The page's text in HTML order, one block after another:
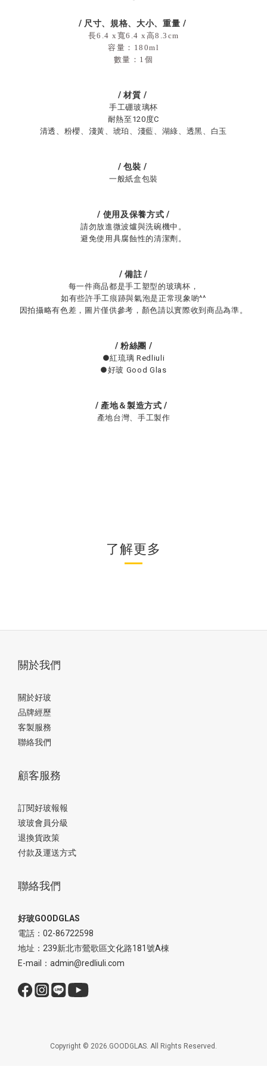
/ 尺寸、規格、大小、重量 /
長6.4 x寬6.4 x高8.3cm
容量：180ml
數量：1個
/材質 /
手工硼玻璃杯
耐熱至120度C
清透、粉櫻、淺黃、琥珀、淺藍、湖綠、透黑、白玉
/包裝 /
一般紙盒包裝
/ 使用及保養方式 /
請勿放進微波爐與洗碗機中。
避免使用具腐蝕性的清潔劑。
/ 備註 /
每一件商品都是手工塑型的玻璃杯，
如有些許手工痕跡與氣泡是正常現象喲^^
因拍攝略有色差，圖片僅供參考，顏色請以實際收到商品為準。
/ 粉絲團 /
●紅琉璃 Redliuli
●好玻 Good Glas
/ 產地＆製造方式/
產地台灣、手工製作
了解更多
關於我們
關於好玻
品牌經歷
客製服務
聯絡我們
顧客服務
訂閱好玻報報
玻玻會員分級
退換貨政策
付款及運送方式
聯絡我們
好玻GOODGLAS
電話：02-86722598
地址：239新北市鶯歌區文化路181號A棟
E-mail：admin@redliuli.com
Copyright © 2026.GOODGLAS. All Rights Reserved.